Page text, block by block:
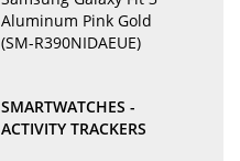
Aluminum Pink Gold
(SM-R390NIDAEUE)
SMARTWATCHES -
ACTIVITY TRACKERS